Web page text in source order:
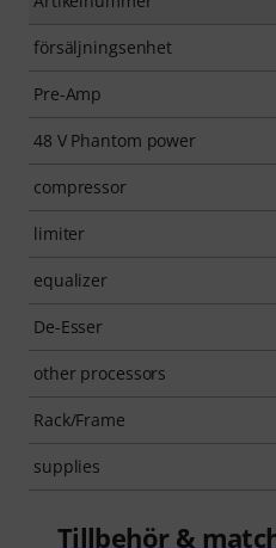
försäljningsenhet
Pre-Amp
48 V Phantom power
compressor
limiter
equalizer
De-Esser
other processors
Rack/Frame
supplies
Tillbehör &